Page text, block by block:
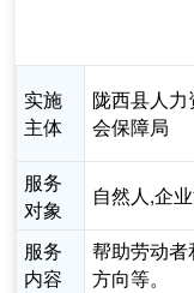
实施
主体
陇西县人力
会保障局
服务
对象
自然人,企
服务
内容
帮助劳动
方向等。